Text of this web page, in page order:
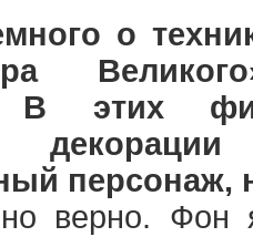
о
В этих
верно. Фон